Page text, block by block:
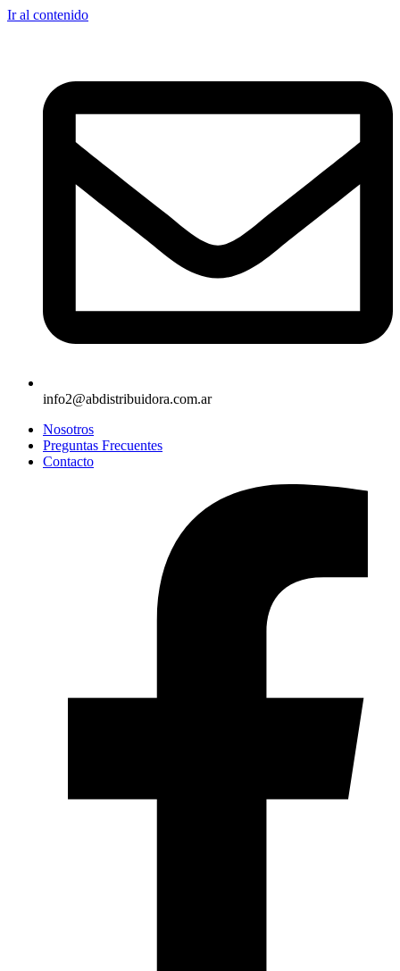
Ir al contenido
info2@abdistribuidora.com.ar
Nosotros
Preguntas Frecuentes
Contacto